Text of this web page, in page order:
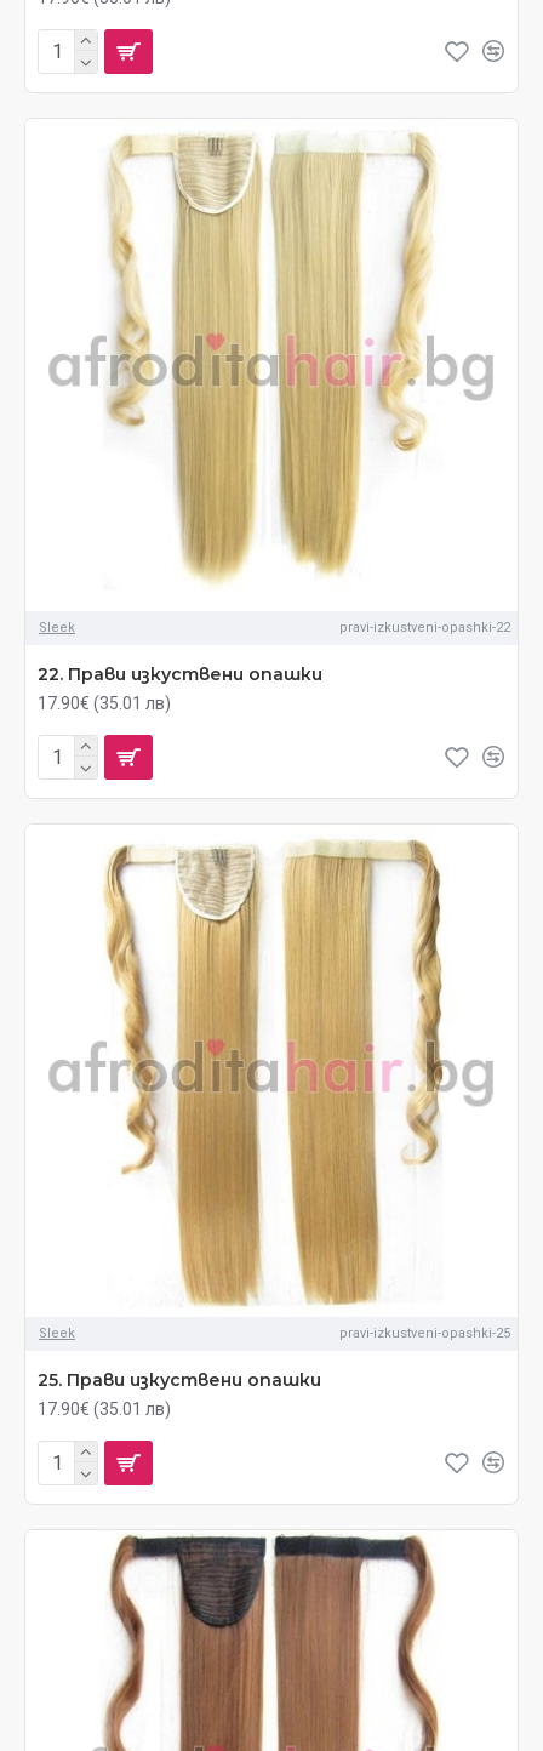
Sleek pravi-izkustveni-opashki-22
22. Прави изкуствени опашки
17.90€ (35.01 лв)
Sleek pravi-izkustveni-opashki-25
25. Прави изкуствени опашки
17.90€ (35.01 лв)